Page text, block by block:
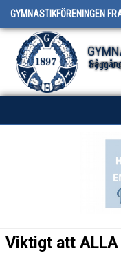
GYMNASTIKFÖRENINGEN
Så många som
NYHETER FÖR ALLA
Viktigt att